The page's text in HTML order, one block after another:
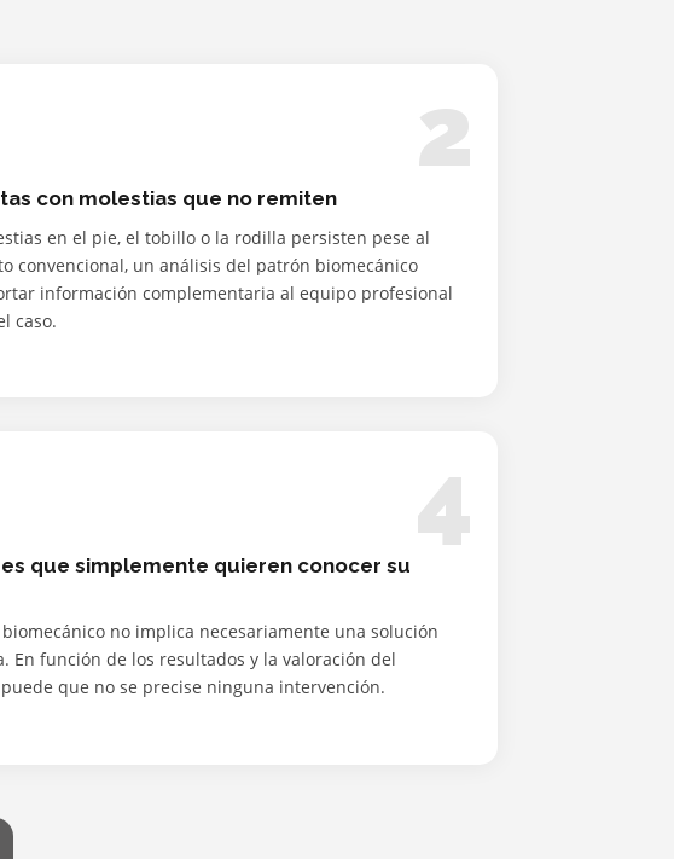
2
con molestias que no remiten
en el pie, el tobillo o la rodilla persisten pese al
convencional, un análisis del patrón biomecánico
información complementaria al equipo profesional
caso.
4
que simplemente quieren conocer su
no implica necesariamente una solución
En función de los resultados y la valoración del
que no se precise ninguna intervención.